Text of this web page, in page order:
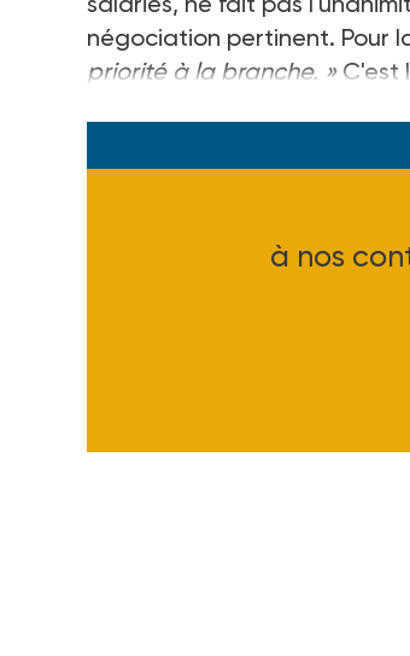
négociation pertinent. Pour
priorité à la branche. »C'est
à nos